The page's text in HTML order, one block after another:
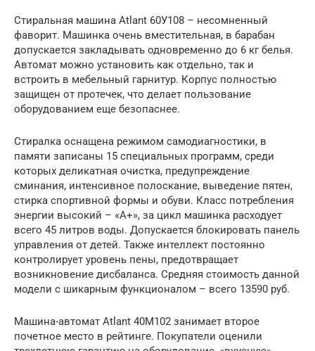
Стиральная машина Atlant 60У108 – несомненный
фаворит. Машинка очень вместительная, в барабан
допускается закладывать одновременно до 6 кг белья.
Автомат можно установить как отдельно, так и
встроить в мебельный гарнитур. Корпус полностью
защищен от протечек, что делает пользование
оборудованием еще безопаснее.
Стиралка оснащена режимом самодиагностики, в
памяти записаны 15 специальных программ, среди
которых деликатная очистка, предупреждение
сминания, интенсивное полоскание, выведение пятен,
стирка спортивной формы и обуви. Класс потребления
энергии высокий – «А+», за цикл машинка расходует
всего 45 литров воды. Допускается блокировать панель
управления от детей. Также интеллект постоянно
контролирует уровень пены, предотвращает
возникновение дисбаланса. Средняя стоимость данной
модели с шикарным функционалом – всего 13590 руб.
Машина-автомат Atlant 40М102 занимает второе
почетное место в рейтинге. Покупатели оценили